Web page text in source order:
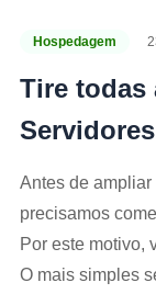
Hospedagem
Tire todas
Antes de
precisamos
Por este motivo,
O mais simples